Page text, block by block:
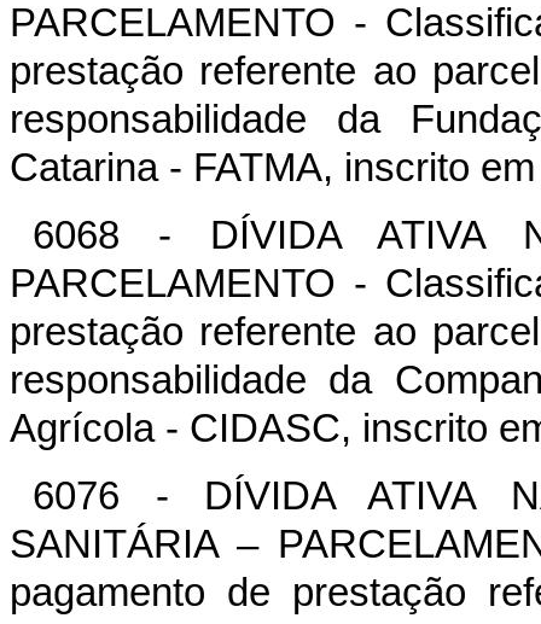
PARCELAMENTO -
prestação referente ao
responsabilidade da
Catarina - FATMA, inscrito
6068 - DÍVIDA ATIVA
PARCELAMENTO -
prestação referente ao
responsabilidade da
Agrícola - CIDASC, inscrito
6076 - DÍVIDA ATIVA
SANITÁRIA –
pagamento de prestação